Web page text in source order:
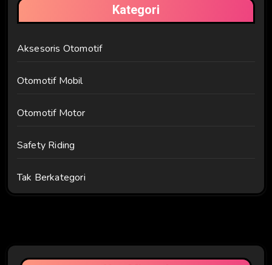
Kategori
Aksesoris Otomotif
Otomotif Mobil
Otomotif Motor
Safety Riding
Tak Berkategori